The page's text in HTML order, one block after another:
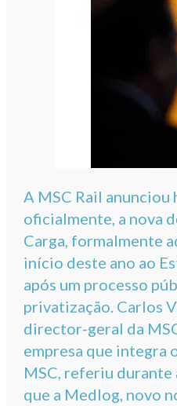
A MSC Rail anunciou
oficialmente, a nova
Carga, formalmente
início deste ano ao
após um processo
privatização. Carlos
director-geral da
empresa que integra
MSC, referiu durante
que a Medlog, novo